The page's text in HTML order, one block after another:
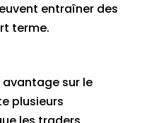
entraîner des
terme.
sur le
plusieurs